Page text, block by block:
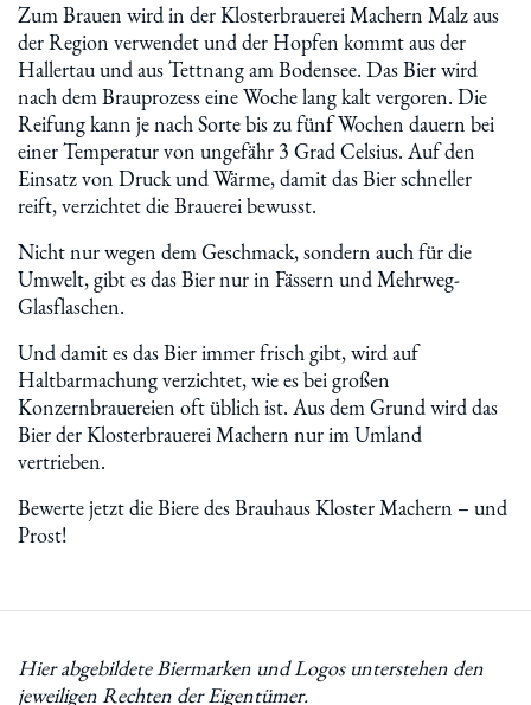
Zum Brauen wird in der Klosterbrauerei Machern Malz aus
der Region verwendet und der Hopfen kommt aus der
Hallertau und aus Tettnang am Bodensee. Das Bier wird
nach dem Brauprozess eine Woche lang kalt vergoren. Die
Reifung kann je nach Sorte bis zu fünf Wochen dauern bei
einer Temperatur von ungefähr 3 Grad Celsius. Auf den
Einsatz von Druck und Wärme, damit das Bier schneller
reift, verzichtet die Brauerei bewusst.
Nicht nur wegen dem Geschmack, sondern auch für die
Umwelt, gibt es das Bier nur in Fässern und Mehrweg-
Glasflaschen.
Und damit es das Bier immer frisch gibt, wird auf
Haltbarmachung verzichtet, wie es bei großen
Konzernbrauereien oft üblich ist. Aus dem Grund wird das
Bier der Klosterbrauerei Machern nur im Umland
vertrieben.
Bewerte jetzt die Biere des Brauhaus Kloster Machern – und
Prost!